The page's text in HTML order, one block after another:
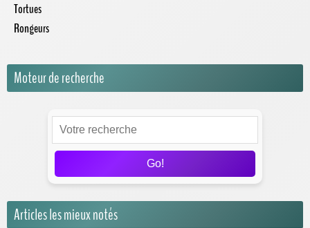
Tortues
Rongeurs
Moteur de recherche
Go!
Articles les mieux notés